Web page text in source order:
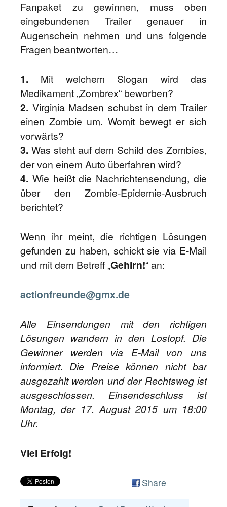
Fanpaket zu gewinnen, muss oben
eingebundenen Trailer genauer in
Augenschein nehmen und uns folgende
Fragen beantworten…
1. Mit welchem Slogan wird das
Medikament „Zombrex“ beworben?
2. Virginia Madsen schubst in dem Trailer
einen Zombie um. Womit bewegt er sich
vorwärts?
3. Was steht auf dem Schild des Zombies,
der von einem Auto überfahren wird?
4. Wie heißt die Nachrichtensendung, die
über den Zombie-Epidemie-Ausbruch
berichtet?
Wenn ihr meint, die richtigen Lösungen
gefunden zu haben, schickt sie via E-Mail
und mit dem Betreff „Gehirn!“ an:
actionfreunde@gmx.de
Alle Einsendungen mit den richtigen
Lösungen wandern in den Lostopf. Die
Gewinner werden via E-Mail von uns
informiert. Die Preise können nicht bar
ausgezahlt werden und der Rechtsweg ist
ausgeschlossen. Einsendeschluss ist
Montag, der 17. August 2015 um 18:00
Uhr.
Viel Erfolg!
Share